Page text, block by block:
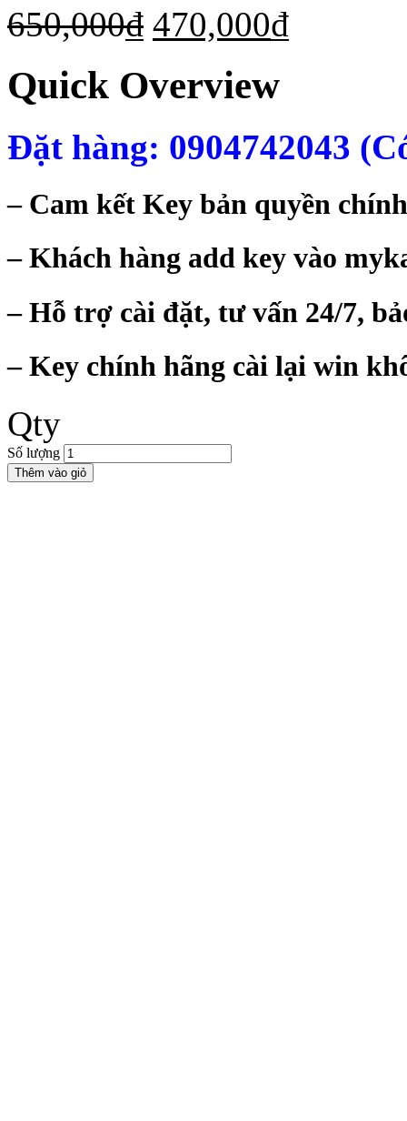
650,000₫ 470,000₫
Quick Overview
Đặt hàng: 0904742043
– Cam kết Key bản quyền
– Khách hàng add key vào
– Hỗ trợ cài đặt, tư vấn 24/7,
– Key chính hãng cài lại win
Qty
Số lượng
Thêm vào giỏ